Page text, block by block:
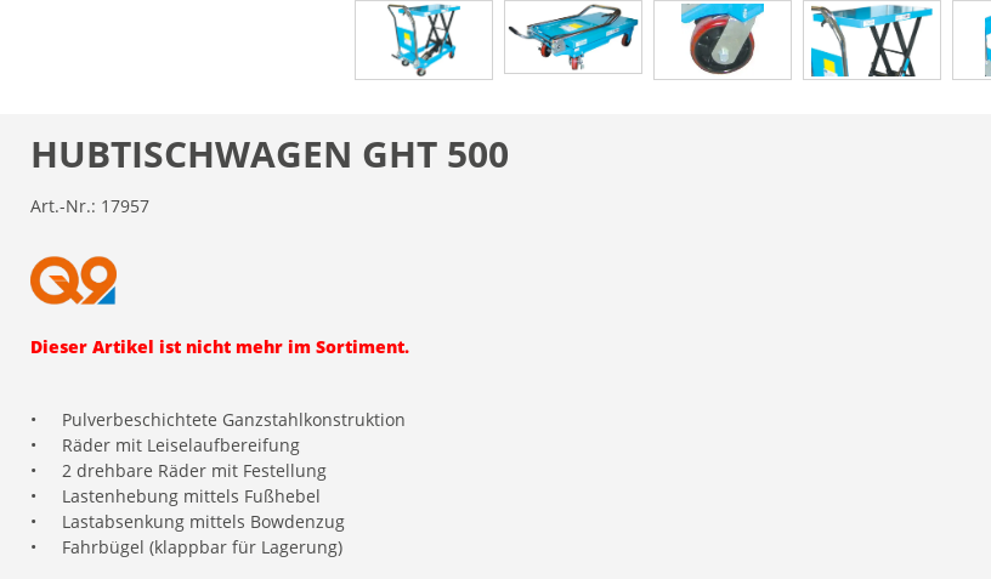
HUBTISCHWAGEN GHT 500
Art.-Nr.: 17957
Dieser Artikel ist nicht mehr im Sortiment.
•
Pulverbeschichtete Ganzstahlkonstruktion
•
Räder mit Leiselaufbereifung
•
2 drehbare Räder mit Festellung
•
Lastenhebung mittels Fußhebel
•
Lastabsenkung mittels Bowdenzug
•
Fahrbügel (klappbar für Lagerung)